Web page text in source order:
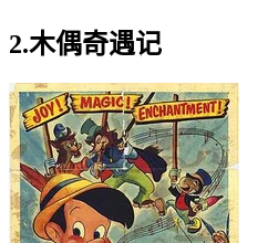
2.木偶奇遇记